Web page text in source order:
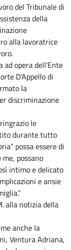
del Tribunale di
della
alla lavoratrice
ad opera dell'Ente
D'Appello di
la
discriminazione
le
durante tutto
possa essere di
possano
intimo e delicato
e ansie
alla notizia della
anche la
Ventura Adriana,